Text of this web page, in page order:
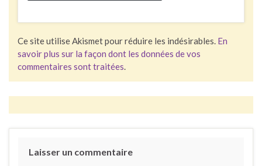
Ce site utilise Akismet pour réduire les indésirables. En
savoir plus sur la façon dont les données de vos
commentaires sont traitées.
Laisser un commentaire